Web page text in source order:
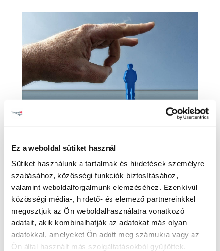
Ez a weboldal sütiket használ
Sütiket használunk a tartalmak és hirdetések személyre
szabásához, közösségi funkciók biztosításához,
valamint weboldalforgalmunk elemzéséhez. Ezenkívül
közösségi média-, hirdető- és elemező partnereinkkel
megosztjuk az Ön weboldalhasználatra vonatkozó
adatait, akik kombinálhatják az adatokat más olyan
adatokkal, amelyeket Ön adott meg számukra vagy az
Ön által használt más szolgáltatásokból gyűjtöttek.
felmondási ok
Szerző:dr. Illés Ádám|márc 27, 2018|Munkajog
A munkáltatók által kezdeményezett
felmondások egyik leggyakoribb oka a forgalom
visszaesése. Ám nem mindegy, hogy a
munkáltató milyen indokolást fűz a felmondáshoz
– erre világít rá a Kúria legutóbbi döntése. A